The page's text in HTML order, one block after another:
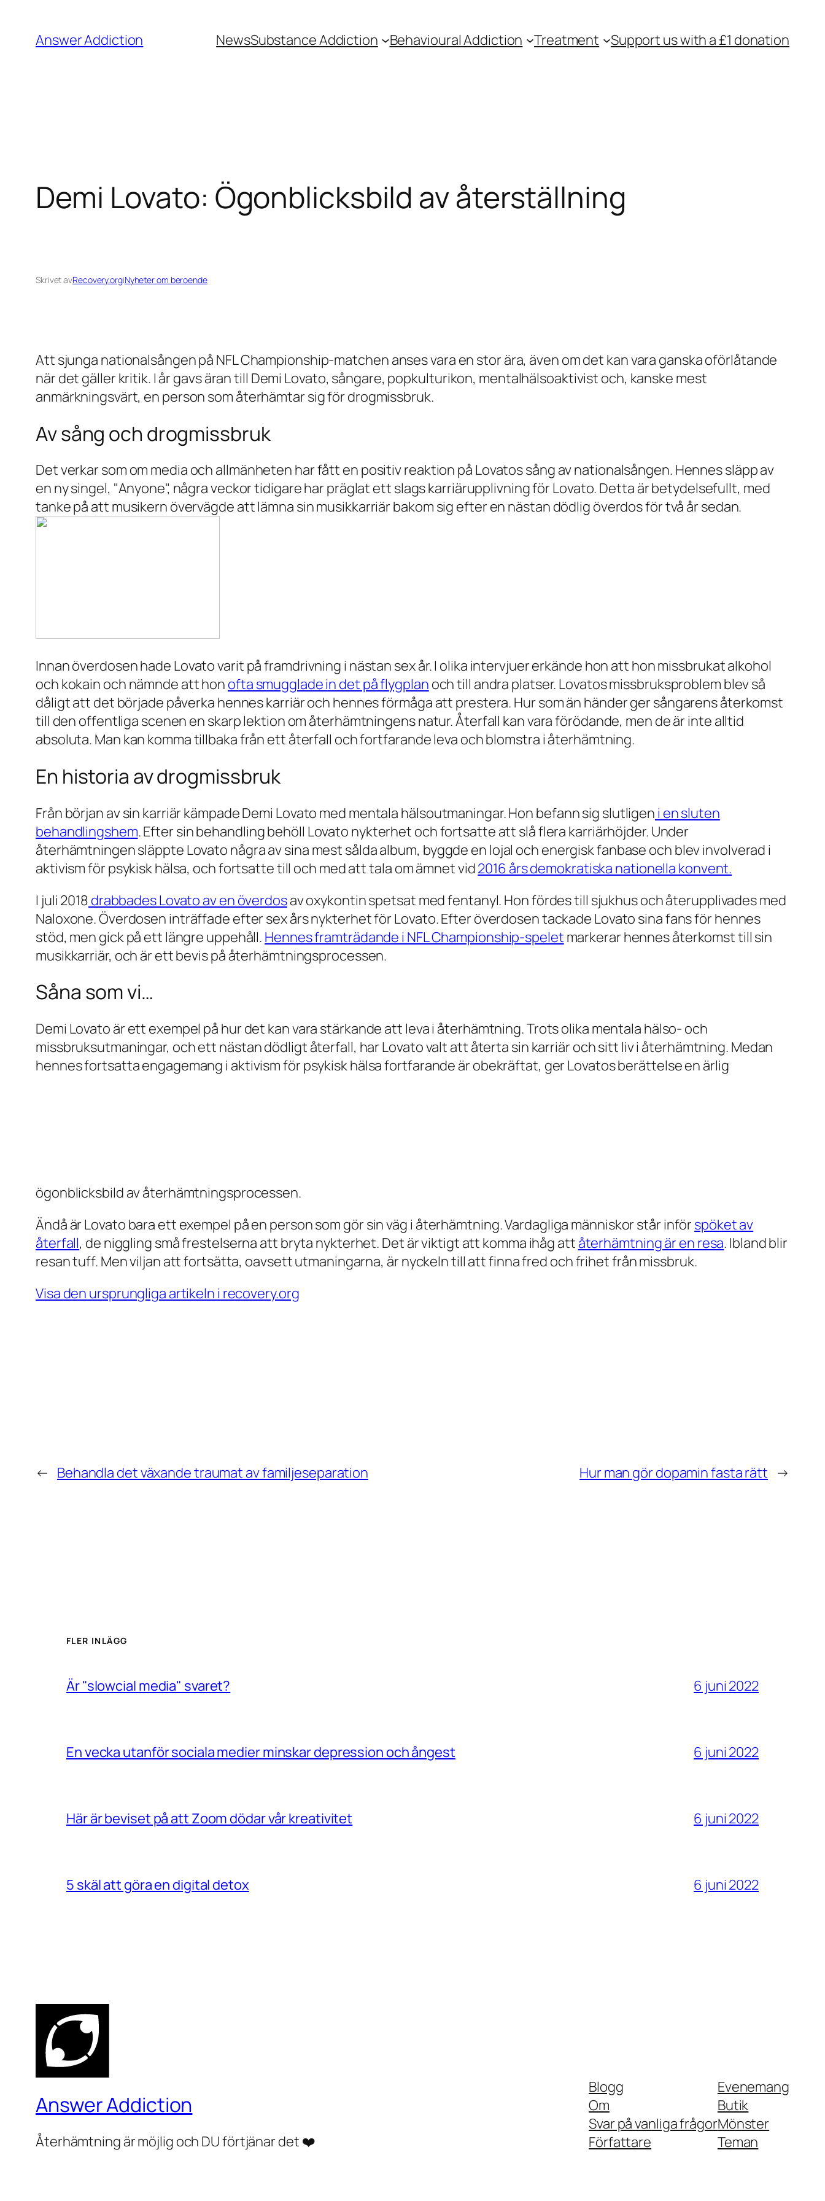
innehåll
Answer Addiction NewsSubstance Addiction Behavioural Addiction Treatment Support us with a £1 donation
Demi Lovato: Ögonblicksbild av återställning
Skrivet avRecovery.orgiNyheter om beroende
Att sjunga nationalsången på NFL Championship-matchen anses vara en stor ära, även om det kan vara ganska oförlåtande
när det gäller kritik. I år gavs äran till Demi Lovato, sångare, popkulturikon, mentalhälsoaktivist och, kanske mest
anmärkningsvärt, en person som återhämtar sig för drogmissbruk.
Av sång och drogmissbruk
Det verkar som om media och allmänheten har fått en positiv reaktion på Lovatos sång av nationalsången. Hennes släpp av
en ny singel, "Anyone", några veckor tidigare har präglat ett slags karriärupplivning för Lovato. Detta är betydelsefullt, med
tanke på att musikern övervägde att lämna sin musikkarriär bakom sig efter en nästan dödlig överdos för två år sedan.
Innan överdosen hade Lovato varit på framdrivning i nästan sex år. I olika intervjuer erkände hon att hon missbrukat alkohol
och kokain och nämnde att hon ofta smugglade in det på flygplan och till andra platser. Lovatos missbruksproblem blev så
dåligt att det började påverka hennes karriär och hennes förmåga att prestera. Hur som än händer ger sångarens återkomst
till den offentliga scenen en skarp lektion om återhämtningens natur. Återfall kan vara förödande, men de är inte alltid
absoluta. Man kan komma tillbaka från ett återfall och fortfarande leva och blomstra i återhämtning.
En historia av drogmissbruk
Från början av sin karriär kämpade Demi Lovato med mentala hälsoutmaningar. Hon befann sig slutligen i en sluten
behandlingshem. Efter sin behandling behöll Lovato nykterhet och fortsatte att slå flera karriärhöjder. Under
återhämtningen släppte Lovato några av sina mest sålda album, byggde en lojal och energisk fanbase och blev involverad i
aktivism för psykisk hälsa, och fortsatte till och med att tala om ämnet vid2016 års demokratiska nationella konvent.
I juli 2018 drabbades Lovato av en överdosav oxykontin spetsat med fentanyl. Hon fördes till sjukhus och återupplivades med
Naloxone. Överdosen inträffade efter sex års nykterhet för Lovato. Efter överdosen tackade Lovato sina fans för hennes
stöd, men gick på ett längre uppehåll. Hennes framträdande i NFL Championship-spelet markerar hennes återkomst till sin
musikkarriär, och är ett bevis på återhämtningsprocessen.
Såna som vi…
Demi Lovato är ett exempel på hur det kan vara stärkande att leva i återhämtning. Trots olika mentala hälso- och
missbruksutmaningar, och ett nästan dödligt återfall, har Lovato valt att återta sin karriär och sitt liv i återhämtning. Medan
hennes fortsatta engagemang i aktivism för psykisk hälsa fortfarande är obekräftat, ger Lovatos berättelse en ärlig
ögonblicksbild av återhämtningsprocessen.
Ändå är Lovato bara ett exempel på en person som gör sin väg i återhämtning. Vardagliga människor står inför spöket av
återfall, de niggling små frestelserna att bryta nykterhet. Det är viktigt att komma ihåg att återhämtning är en resa. Ibland blir
resan tuff. Men viljan att fortsätta, oavsett utmaningarna, är nyckeln till att finna fred och frihet från missbruk.
Visa den ursprungliga artikeln i recovery.org
← Behandla det växande traumat av familjeseparation Hur man gör dopamin fasta rätt →
FLER INLÄGG
Är "slowcial media" svaret? 6 juni 2022
En vecka utanför sociala medier minskar depression och ångest 6 juni 2022
Här är beviset på att Zoom dödar vår kreativitet 6 juni 2022
5 skäl att göra en digital detox 6 juni 2022
Answer Addiction
Återhämtning är möjlig och DU förtjänar det ❤️
Blogg
Om
Svar på vanliga frågor
Författare
Evenemang
Butik
Mönster
Teman